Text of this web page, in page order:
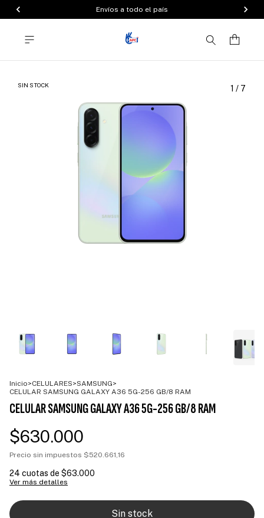
Envíos a todo el país
SIN STOCK 1 / 7
Inicio>CELULARES>SAMSUNG>
CELULAR SAMSUNG GALAXY A36 5G-256 GB/8 RAM
CELULAR SAMSUNG GALAXY A36 5G-256 GB/8 RAM
$630.000
Precio sin impuestos $520.661,16
24 cuotas de $63.000
Ver más detalles